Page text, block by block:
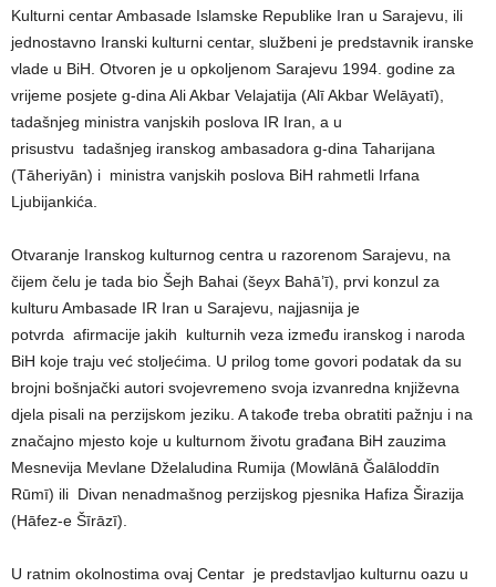
Kulturni centar Ambasade Islamske Republike Iran u Sarajevu, ili
jednostavno Iranski kulturni centar, službeni je predstavnik iranske
vlade u BiH. Otvoren je u opkoljenom Sarajevu 1994. godine za
vrijeme posjete g-dina Ali Akbar Velajatija (Alī Akbar Welāyatī),
tadašnjeg ministra vanjskih poslova IR Iran, a u
prisustvu tadašnjeg iranskog ambasadora g-dina Taharijana
(Tāheriyān) i ministra vanjskih poslova BiH rahmetli Irfana
Ljubijankića.
Otvaranje Iranskog kulturnog centra u razorenom Sarajevu, na
čijem čelu je tada bio Šejh Bahai (šeyx Bahā’ī), prvi konzul za
kulturu Ambasade IR Iran u Sarajevu, najjasnija je
potvrda afirmacije jakih kulturnih veza između iranskog i naroda
BiH koje traju već stoljećima. U prilog tome govori podatak da su
brojni bošnjački autori svojevremeno svoja izvanredna književna
djela pisali na perzijskom jeziku. A takođe treba obratiti pažnju i na
značajno mjesto koje u kulturnom životu građana BiH zauzima
Mesnevija Mevlane Dželaludina Rumija (Mowlānā Ğalāloddīn
Rūmī) ili Divan nenadmašnog perzijskog pjesnika Hafiza Širazija
(Hāfez-e Šīrāzī).
U ratnim okolnostima ovaj Centar je predstavljao kulturnu oazu u